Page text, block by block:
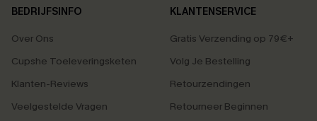
BEDRIJFSINFO
Over Ons
Cupshe Toeleveringsketen
Klanten-Reviews
Veelgestelde Vragen
KLANTENSERVICE
Gratis Verzending op 79€+
Volg Je Bestelling
Retourzendingen
Retourneer Beginnen